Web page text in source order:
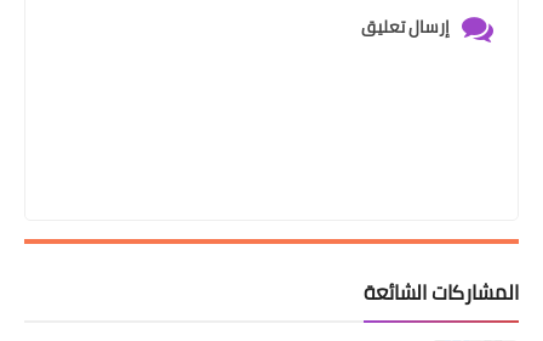
إرسال تعليق
المشاركات الشائعة